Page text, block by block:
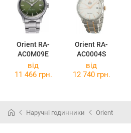
Orient RA-
AC0M09E
Orient RA-
AC0004S
від
11 466 грн.
від
12 740 грн.
Наручні годинники Orient